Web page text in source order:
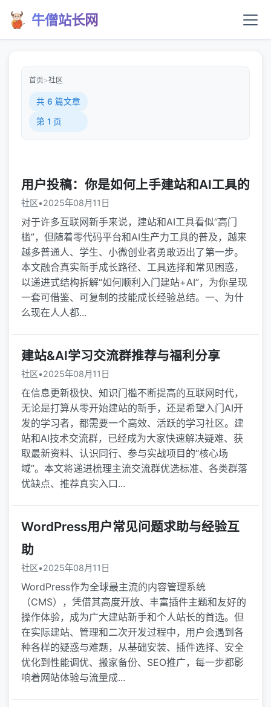
牛僧站长网
首页>社区
共 6 篇文章
第 1 页
用户投稿：你是如何上手建站和AI工具的
社区•2025年08月11日
对于许多互联网新手来说，建站和AI工具看似“高门
槛”，但随着零代码平台和AI生产力工具的普及，越来
越多普通人、学生、小微创业者勇敢迈出了第一步。
本文融合真实新手成长路径、工具选择和常见困惑，
以递进式结构拆解“如何顺利入门建站+AI”，为你呈现
一套可借鉴、可复制的技能成长经验总结。一、为什
么现在人人都...
建站&AI学习交流群推荐与福利分享
社区•2025年08月11日
在信息更新极快、知识门槛不断提高的互联网时代，
无论是打算从零开始建站的新手，还是希望入门AI开
发的学习者，都需要一个高效、活跃的学习社区。建
站和AI技术交流群，已经成为大家快速解决疑难、获
取最新资料、认识同行、参与实战项目的“核心场
域”。本文将递进梳理主流交流群优选标准、各类群落
优缺点、推荐真实入口...
WordPress用户常见问题求助与经验互
助
社区•2025年08月11日
WordPress作为全球最主流的内容管理系统
（CMS），凭借其高度开放、丰富插件主题和友好的
操作体验，成为广大建站新手和个人站长的首选。但
在实际建站、管理和二次开发过程中，用户会遇到各
种各样的疑惑与难题，从基础安装、插件选择、安全
优化到性能调优、搬家备份、SEO推广，每一步都影
响着网站体验与流量成...